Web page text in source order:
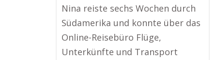
Nina reiste sechs Wochen durch
Südamerika und konnte über das
Online-Reisebüro Flüge,
Unterkünfte und Transport